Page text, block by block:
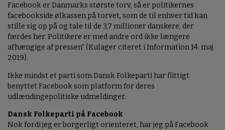
Facebook er Danmarks største torv, så er politikernes
facebookside ølkassen på torvet, som de til enhver tid kan
stille sig op på og tale til de 3,7 millioner danskere, der
færdes her. Politikere er med andre ord ikke længere
afhængige af pressen” (Kulager citeret i Information 14. maj
2019).
Ikke mindst et parti som Dansk Folkeparti har flittigt
benyttet Facebook som platform for deres
udlændingepolitiske udmeldinger.
Dansk Folkeparti på Facebook
Nok fordi jeg er borgerligt orienteret, har jeg på Facebook